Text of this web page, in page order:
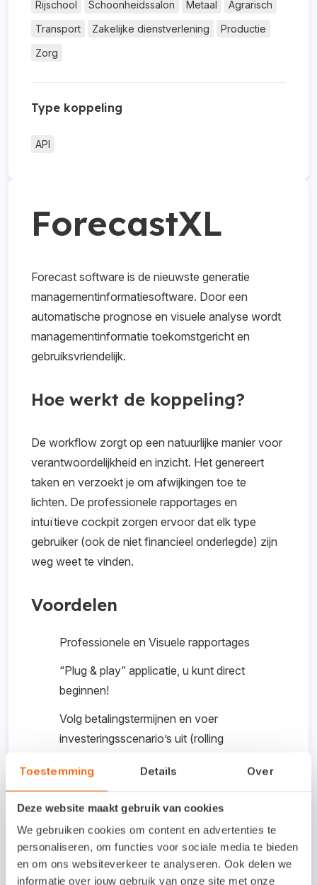
Toestemming Details Over
Deze website maakt gebruik van cookies
We gebruiken cookies om content en advertenties te
personaliseren, om functies voor sociale media te bieden
en om ons websiteverkeer te analyseren. Ook delen we
informatie over jouw gebruik van onze site met onze
Rijschool
Schoonheidssalon Metaal
Agrarisch
Transport
Zakelijke dienstverlening
Productie
Zorg
Type koppeling
API
ForecastXL
Forecast software is de nieuwste generatie
managementinformatiesoftware. Door een
automatische prognose en visuele analyse wordt
managementinformatie toekomstgericht en
gebruiksvriendelijk.
Hoe werkt de koppeling?
De workflow zorgt op een natuurlijke manier voor
verantwoordelijkheid en inzicht. Het genereert
taken en verzoekt je om afwijkingen toe te
lichten. De professionele rapportages en
intuïtieve cockpit zorgen ervoor dat elk type
gebruiker (ook de niet financieel onderlegde) zijn
weg weet te vinden.
Voordelen
Professionele en Visuele rapportages
“Plug & play” applicatie, u kunt direct
beginnen!
Volg betalingstermijnen en voer
investeringsscenario’s uit (rolling
1.700 + indicatoren (KPI’s)
voorgedefinieerd
Dankzij de cloud altijd en overal toegankelijk